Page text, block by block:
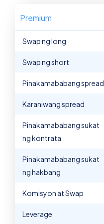
Premium
Swap ng long
Swap ng short
Pinakamababang spread
Karaniwang spread
Pinakamababang sukat
ng kontrata
Pinakamababang sukat
ng hakbang
Komisyon at Swap
Leverage